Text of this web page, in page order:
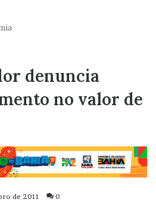
denuncia
no valor de
de 2011 0